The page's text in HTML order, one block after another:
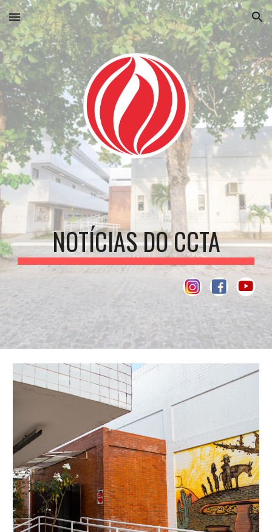
Skip to main content Skip to navigation
NOTÍCIAS DO CCTA